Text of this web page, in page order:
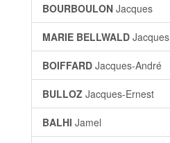
BOURBOULON Jacques
MARIE BELLWALD Jacques
BOIFFARD Jacques-André
BULLOZ Jacques-Ernest
BALHI Jamel